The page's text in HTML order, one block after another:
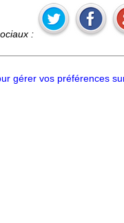
:
gérer vos préférences